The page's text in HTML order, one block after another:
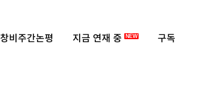
창비주간논평 지금 연재 중 NEW 구독